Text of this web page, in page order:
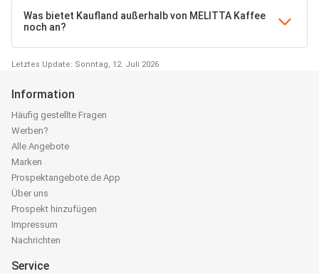
Was bietet Kaufland außerhalb von MELITTA Kaffee
noch an?
Letztes Update: Sonntag, 12. Juli 2026
Information
Häufig gestellte Fragen
Werben?
Alle Angebote
Marken
Prospektangebote.de App
Über uns
Prospekt hinzufügen
Impressum
Nachrichten
Service